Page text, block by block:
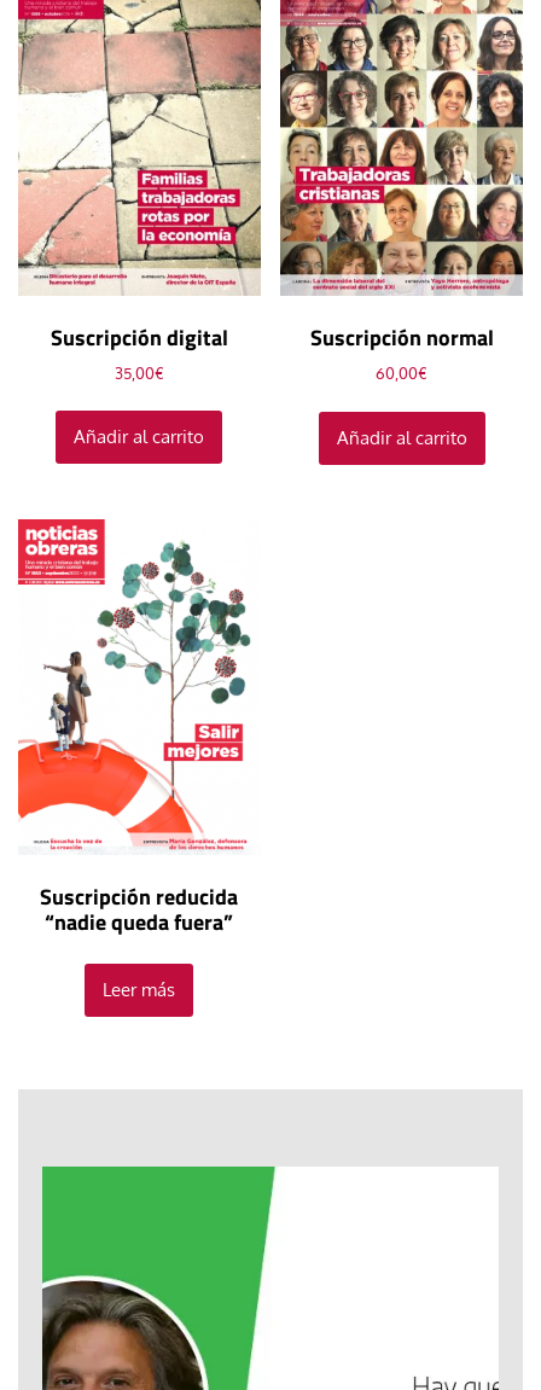
Suscripción digital
35,00€
Añadir al carrito
Suscripción normal
60,00€
Añadir al carrito
Suscripción reducida
“nadie queda fuera”
Leer más